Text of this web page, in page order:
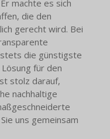
machte es sich
die den
gerecht wird. Bei
die günstigste
für den
stolz darauf,
nachhaltige
uns gemeinsam